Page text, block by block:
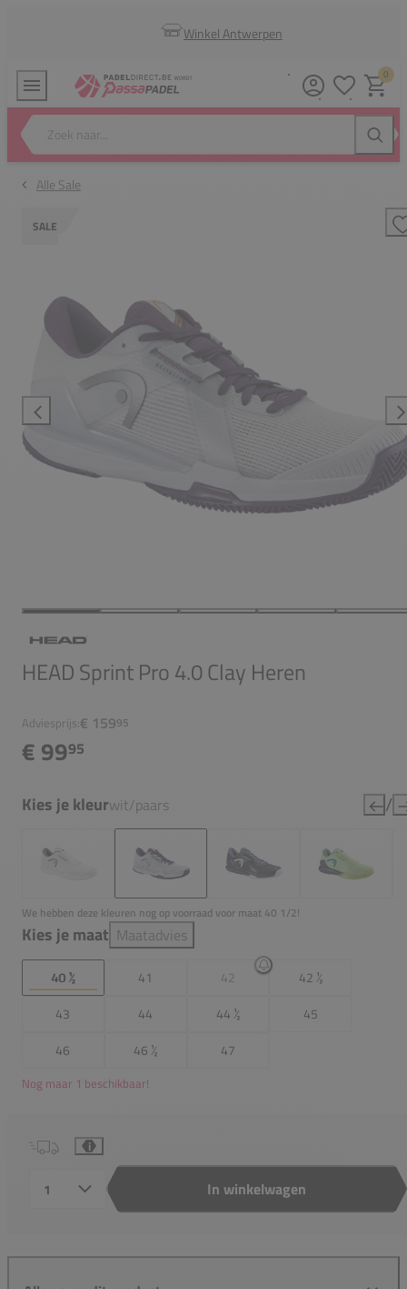
Winkel Antwerpen
Zoek naar...
0
Alle Sale
SALE
HEAD Sprint Pro 4.0 Clay Heren
Adviesprijs:€ 15995
€ 9995
Kies je kleurwit/paars /
We hebben deze kleuren nog op voorraad voor maat 40 1/2!
Kies je maat Maatadvies
40 ½ 41 42
42 ½
43
44 44 ½
45
46
46 ½ 47
Nog maar 1 beschikbaar!
i
In winkelwagen